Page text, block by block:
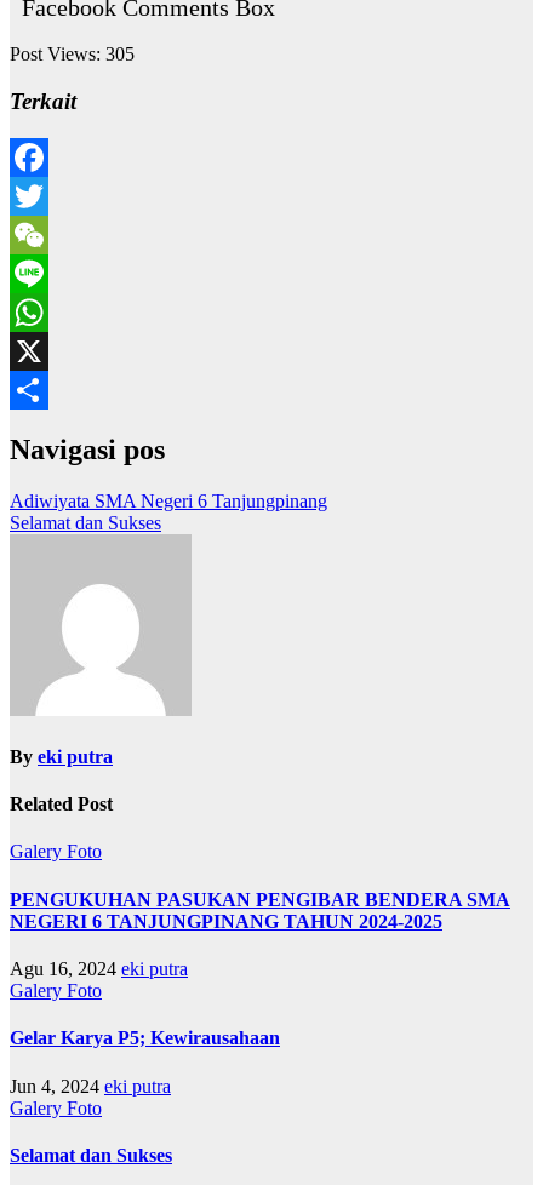
Facebook Comments Box
Post Views: 305
Terkait
Facebook
Twitter
WeChat
Line
WhatsApp
X
Navigasi pos
Adiwiyata SMA Negeri 6 Tanjungpinang
Selamat dan Sukses
By eki putra
Related Post
Galery Foto
PENGUKUHAN PASUKAN PENGIBAR BENDERA SMA
NEGERI 6 TANJUNGPINANG TAHUN 2024-2025
Agu 16, 2024 eki putra
Galery Foto
Gelar Karya P5; Kewirausahaan
Jun 4, 2024 eki putra
Galery Foto
Selamat dan Sukses